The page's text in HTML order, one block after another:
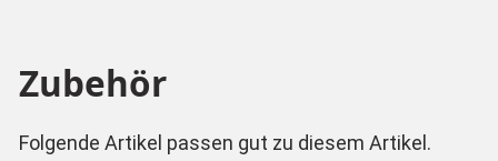
Zubehör
Folgende Artikel passen gut zu diesem Artikel.